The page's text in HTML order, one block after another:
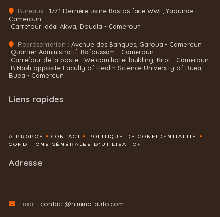
Bureaux : 1771 Derrière usine Bastos face WWF, Yaoundé -
Cameroun
Carrefour idéal Akwa, Douala - Cameroun
Représentation : Avenue des Banques, Garoua - Cameroun
Quartier Administratif, Bafoussam - Cameroun
Carrefour de la poste - Welcom hotel building, Kribi - Cameroun
B.Nash opposite Faculty of Health Science University of Buea,
Buea - Cameroun
Liens rapides
A PROPOS CONTACT
POLITIQUE DE CONFIDENTIALITÉ
CONDITIONS GÉNÉRALES D'UTILISATION
Adresse
Email : contact@nimmo-auto.com